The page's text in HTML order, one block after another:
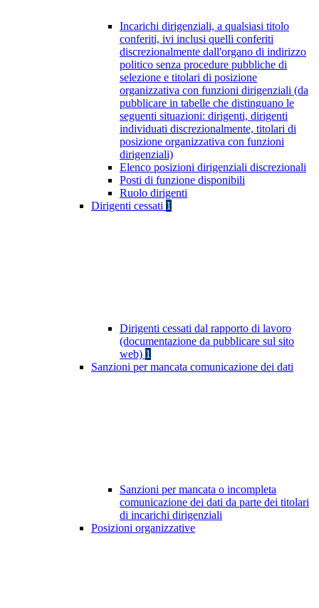
Incarichi dirigenziali, a qualsiasi titolo
conferiti, ivi inclusi quelli conferiti
discrezionalmente dall'organo di indirizzo
politico senza procedure pubbliche di
selezione e titolari di posizione
organizzativa con funzioni dirigenziali (da
pubblicare in tabelle che distinguano le
seguenti situazioni: dirigenti, dirigenti
individuati discrezionalmente, titolari di
posizione organizzativa con funzioni
dirigenziali)
Elenco posizioni dirigenziali discrezionali
Posti di funzione disponibili
Ruolo dirigenti
Dirigenti cessati 1
Dirigenti cessati dal rapporto di lavoro
(documentazione da pubblicare sul sito
web) 1
Sanzioni per mancata comunicazione dei dati
Sanzioni per mancata o incompleta
comunicazione dei dati da parte dei titolari
di incarichi dirigenziali
Posizioni organizzative